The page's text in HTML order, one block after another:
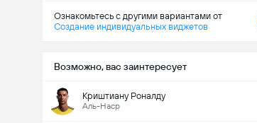
Ознакомьтесь с другими вариантами от
Создание индивидуальных виджетов
Возможно, вас заинтересует
Криштиану Роналду
Аль-Наср